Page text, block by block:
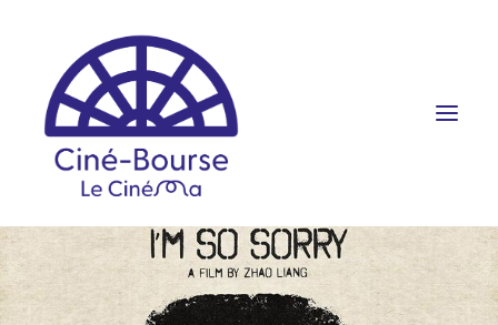
FILMS ET HORAIRES